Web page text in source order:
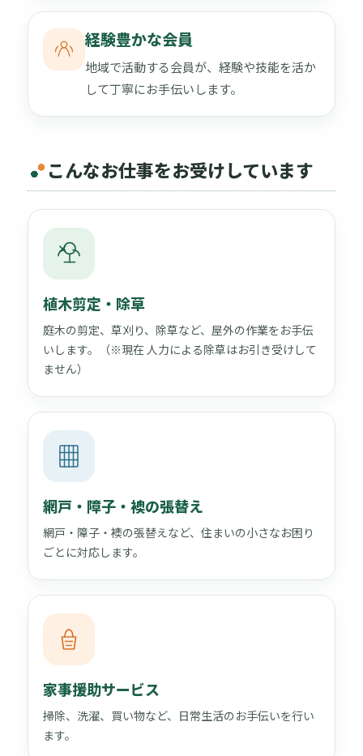
経験豊かな会員
地域で活動する会員が、経験や技能を活か
して丁寧にお手伝いします。
こんなお仕事をお受けしています
植木剪定・除草
庭木の剪定、草刈り、除草など、屋外の作業をお手伝
いします。（※現在 人力による除草はお引き受けして
ません）
網戸・障子・襖の張替え
網戸・障子・襖の張替えなど、住まいの小さなお困り
ごとに対応します。
家事援助サービス
掃除、洗濯、買い物など、日常生活のお手伝いを行い
ます。